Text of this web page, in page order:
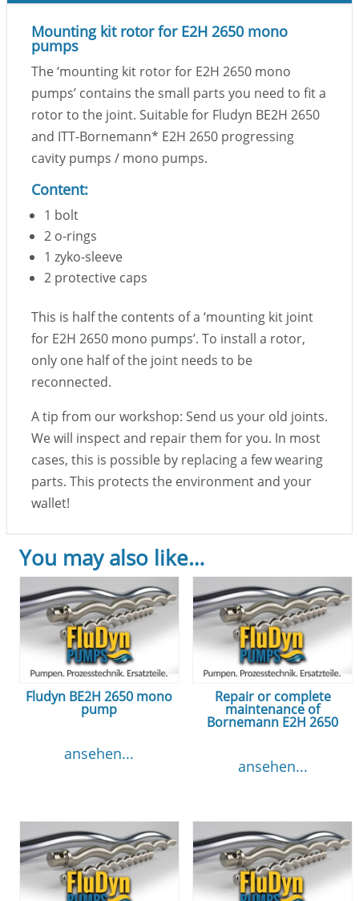
Mounting kit rotor for E2H 2650 mono
pumps
The ‘mounting kit rotor for E2H 2650 mono
pumps’ contains the small parts you need to fit a
rotor to the joint. Suitable for Fludyn BE2H 2650
and ITT-Bornemann* E2H 2650 progressing
cavity pumps / mono pumps.
Content:
1 bolt
2 o-rings
1 zyko-sleeve
2 protective caps
This is half the contents of a ‘mounting kit joint
for E2H 2650 mono pumps’. To install a rotor,
only one half of the joint needs to be
reconnected.
A tip from our workshop: Send us your old joints.
We will inspect and repair them for you. In most
cases, this is possible by replacing a few wearing
parts. This protects the environment and your
wallet!
You may also like…
Fludyn BE2H 2650 mono
pump
ansehen...
Repair or complete
maintenance of
Bornemann E2H 2650
ansehen...